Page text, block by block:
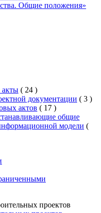
Общие положения»
( 24 )
документации ( 3 )
актов ( 17 )
общие
модели (